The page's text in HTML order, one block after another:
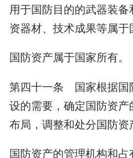
用于国防目的的武器装
资器材、技术成果等属于
国防资产属于国家所有。
第四十一条 国家根据国
设的需要，确定国防资产
布局，调整和处分国防资
国防资产的管理机构和占